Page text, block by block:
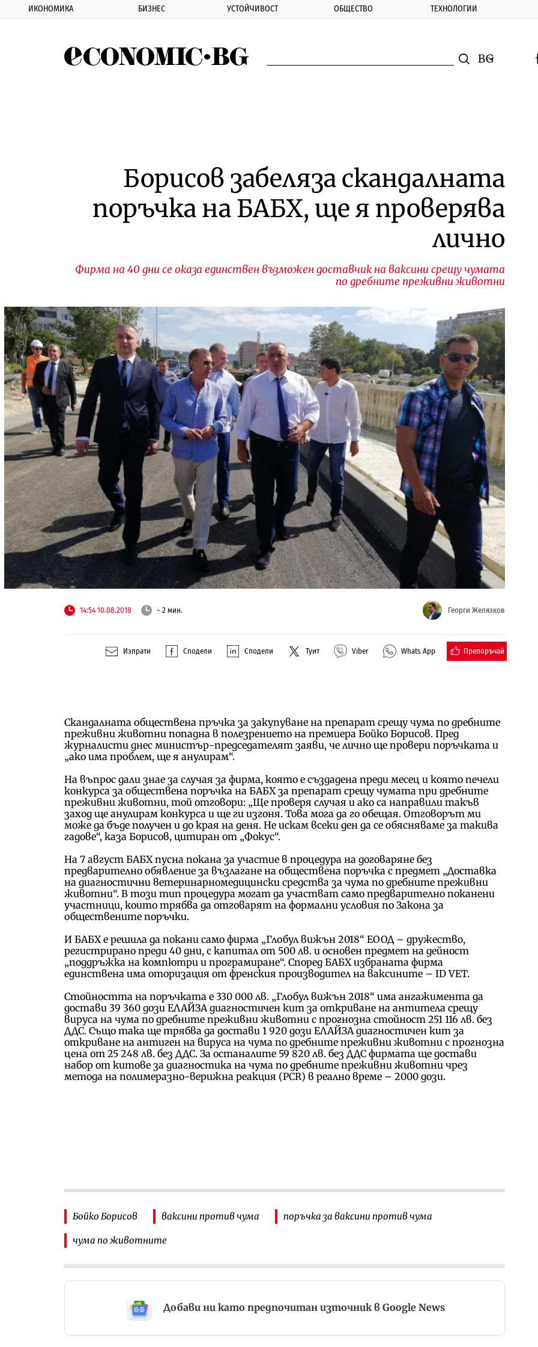
ИКОНОМИКА БИЗНЕС УСТОЙЧИВОСТ ОБЩЕСТВО ТЕХНОЛОГИИ
Смяна на
Борисов забеляза скандалната
поръчка на БАБХ, ще я проверява
лично
Фирма на 40 дни се оказа единствен възможен доставчик на ваксини срещу чумата
по дребните преживни животни
14:54 10.08.2018 ~ 2 мин. Георги Желязков
Изпрати Сподели Сподели Туит Viber Whats App Препоръчай
Скандалната обществена пръчка за закупуване на препарат срещу чума по дребните
преживни животни попадна в полезрението на премиера Бойко Борисов. Пред
журналисти днес министър-председателят заяви, че лично ще провери поръчката и
„ако има проблем, ще я анулирам“.
На въпрос дали знае за случая за фирма, която е създадена преди месец и която печели
конкурса за обществена поръчка на БАБХ за препарат срещу чумата при дребните
преживни животни, той отговори: „Ще проверя случая и ако са направили такъв
заход ще анулирам конкурса и ще ги изгоня. Това мога да го обещая. Отговорът ми
може да бъде получен и до края на деня. Не искам всеки ден да се обясняваме за такива
гадове“, каза Борисов, цитиран от „Фокус“.
На 7 август БАБХ пусна покана за участие в процедура на договаряне без
предварително обявление за възлагане на обществена поръчка с предмет „Доставка
на диагностични ветеринарномедицински средства за чума по дребните преживни
животни“. В този тип процедура могат да участват само предварително поканени
участници, които трябва да отговарят на формални условия по Закона за
обществените поръчки.
И БАБХ е решила да покани само фирма „Глобул вижън 2018“ ЕООД – дружество,
регистрирано преди 40 дни, с капитал от 500 лв. и основен предмет на дейност
„поддръжка на компютри и програмиране“. Според БАБХ избраната фирма
единствена има оторизация от френския производител на ваксините – ID VET.
Стойността на поръчката е 330 000 лв. „Глобул вижън 2018“ има ангажимента да
достави 39 360 дози ЕЛАЙЗА диагностичен кит за откриване на антитела срещу
вируса на чума по дребните преживни животни с прогнозна стойност 251 116 лв. без
ДДС. Също така ще трябва да достави 1 920 дози ЕЛАЙЗА диагностичен кит за
откриване на антиген на вируса на чума по дребните преживни животни с прогнозна
цена от 25 248 лв. без ДДС. За останалите 59 820 лв. без ДДС фирмата ще достави
набор от китове за диагностика на чума по дребните преживни животни чрез
метода на полимеразно-верижна реакция (PCR) в реално време – 2000 дози.
Бойко Борисов ваксини против чума поръчка за ваксини против чума
чума по животните
Добави ни като предпочитан източник в Google News